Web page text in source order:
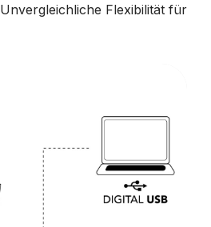
Flexibilität für